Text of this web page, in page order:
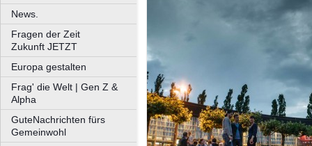
News.
Fragen der Zeit
Zukunft JETZT
Europa gestalten
Frag' die Welt | Gen Z &
Alpha
GuteNachrichten fürs
Gemeinwohl